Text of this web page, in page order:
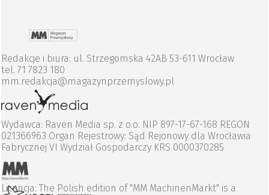
Redakcje i biura: ul. Strzegomska 42AB 53-611 Wrocław
tel. 71 7823 180
mm.redakcja@magazynprzemyslowy.pl
Wydawca: Raven Media sp. z o.o. NIP 897-17-67-168 REGON
021366963 Organ Rejestrowy: Sąd Rejonowy dla Wrocławia
Fabrycznej VI Wydział Gospodarczy KRS 0000370285
Licencja: The Polish edition of "MM MachinenMarkt" is a